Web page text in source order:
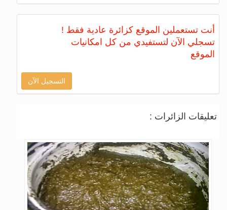
أنت تستعملين الموقع كزائرة عادية فقط !
تسجلي الآن لتستفيدي من كل امكانيات
الموقع
التسجيل الآن
تعليقات الزائرات :